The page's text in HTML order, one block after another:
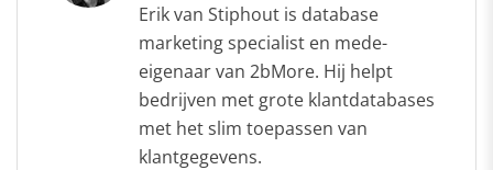
Erik van Stiphout is database
marketing specialist en mede-
eigenaar van 2bMore. Hij helpt
bedrijven met grote klantdatabases
met het slim toepassen van
klantgegevens.